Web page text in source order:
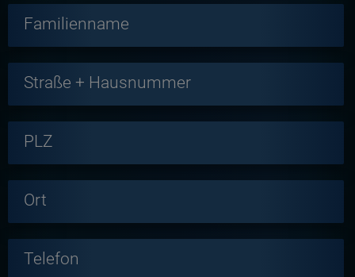
Familienname
Straße + Hausnummer
PLZ
Ort
Telefon